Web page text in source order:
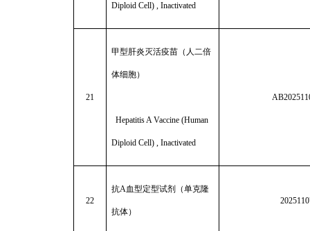
Diploid Cell) , Inactivated
21
甲型肝炎灭活疫苗（人二倍
体细胞）
Hepatitis A Vaccine (Human
Diploid Cell) , Inactivated
22
抗A血型定型试剂（单克隆
抗体）